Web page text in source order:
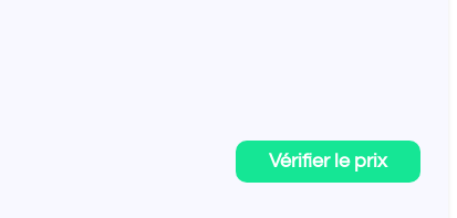
Vérifier le prix